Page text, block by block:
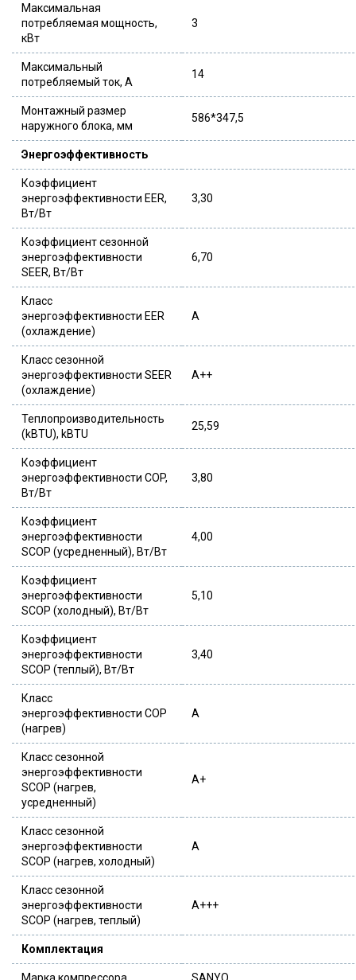
Максимальная
потребляемая мощность,
кВт
3
Максимальный
потребляемый ток, А
14
Монтажный размер
наружного блока, мм
586*347,5
Энергоэффективность
Коэффициент
энергоэффективности EER,
Вт/Вт
3,30
Коэффициент сезонной
энергоэффективности
SEER, Вт/Вт
6,70
Класс
энергоэффективности EER
(охлаждение)
A
Класс сезонной
энергоэффективности SEER
(охлаждение)
A++
Теплопроизводительность
(kBTU), kBTU
25,59
Коэффициент
энергоэффективности COP,
Вт/Вт
3,80
Коэффициент
энергоэффективности
SCOP (усредненный), Вт/Вт
4,00
Коэффициент
энергоэффективности
SCOP (холодный), Вт/Вт
5,10
Коэффициент
энергоэффективности
SCOP (теплый), Вт/Вт
3,40
Класс
энергоэффективности COP
(нагрев)
A
Класс сезонной
энергоэффективности
SCOP (нагрев,
усредненный)
A+
Класс сезонной
энергоэффективности
SCOP (нагрев, холодный)
A
Класс сезонной
энергоэффективности
SCOP (нагрев, теплый)
A+++
Комплектация